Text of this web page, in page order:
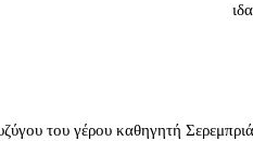
του γέρου καθηγητή